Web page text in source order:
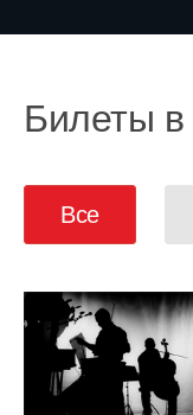
Билеты в
Все